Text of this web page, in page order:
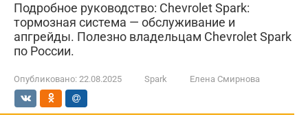
Подробное руководство: Chevrolet Spark:
тормозная система — обслуживание и
апгрейды. Полезно владельцам Chevrolet Spark
по России.
Опубликовано: 22.08.2025 Spark Елена Смирнова